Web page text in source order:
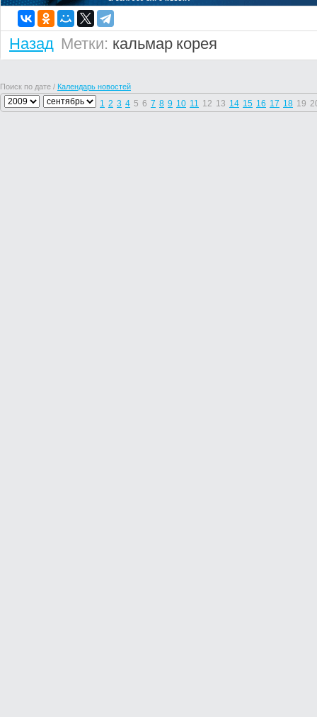
Назад Метки: кальмар корея
Поиск по дате / Календарь новостей
1 2 3 4 5 6 7 8 9 10 11 12 13 14 15 16 17 18 19